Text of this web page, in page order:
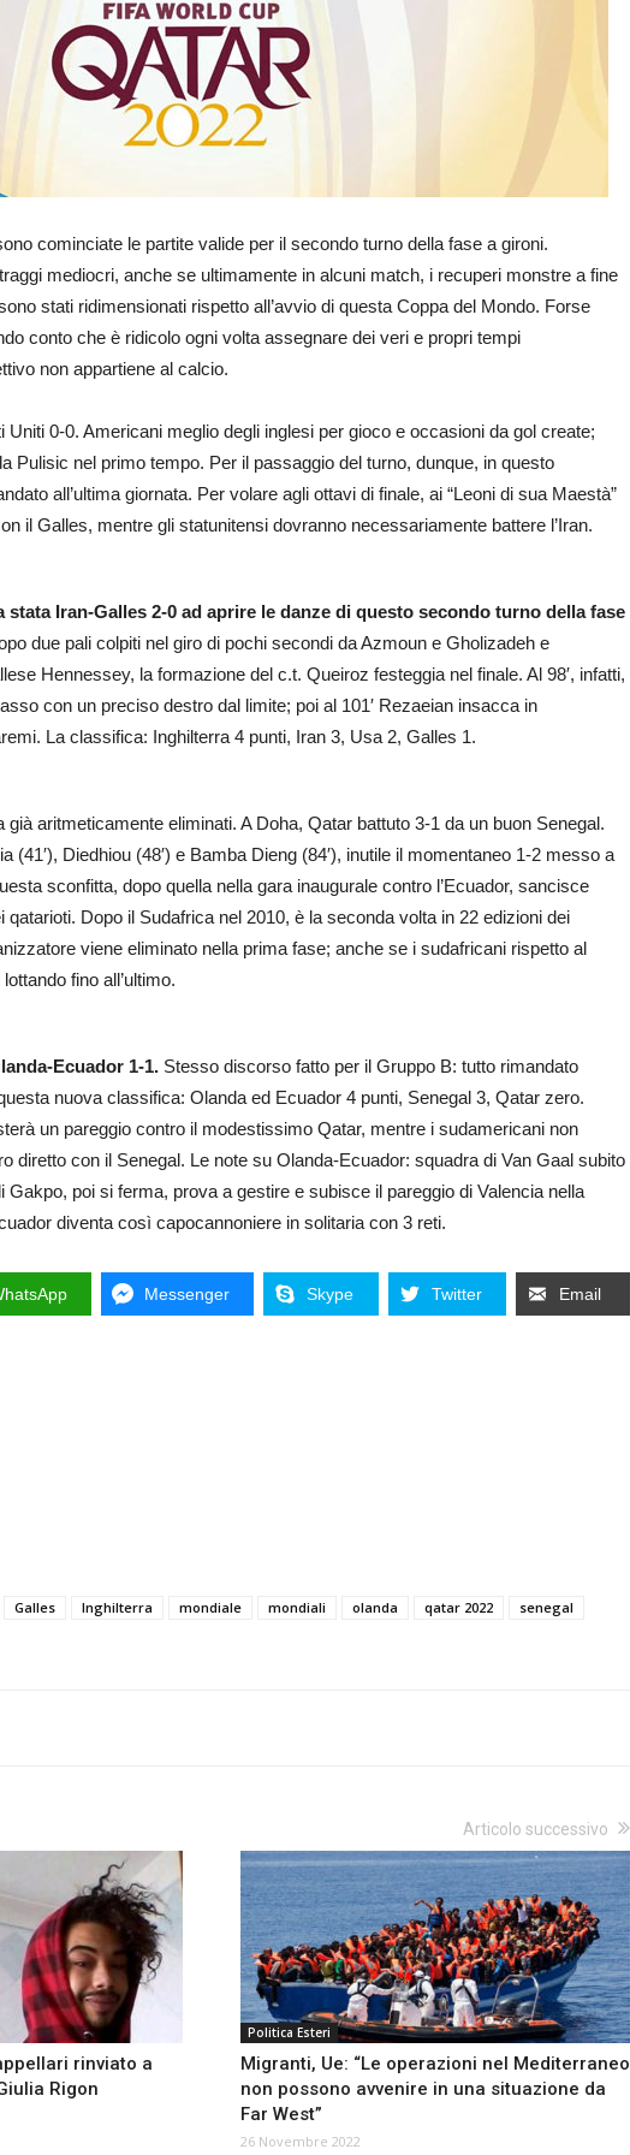
cominciate le partite valide per il secondo turno della fase a gironi.
mediocri, anche se ultimamente in alcuni match, i recuperi monstre a fine
stati ridimensionati rispetto all’avvio di questa Coppa del Mondo. Forse
conto che è ridicolo ogni volta assegnare dei veri e propri tempi
non appartiene al calcio.
Uniti 0-0. Americani meglio degli inglesi per gioco e occasioni da gol create;
Pulisic nel primo tempo. Per il passaggio del turno, dunque, in questo
all’ultima giornata. Per volare agli ottavi di finale, ai “Leoni di sua Maestà”
il Galles, mentre gli statunitensi dovranno necessariamente battere l’Iran.
stata Iran-Galles 2-0 ad aprire le danze di questo secondo turno della fase
due pali colpiti nel giro di pochi secondi da Azmoun e Gholizadeh e
Hennessey, la formazione del c.t. Queiroz festeggia nel finale. Al 98′, infatti,
con un preciso destro dal limite; poi al 101′ Rezaeian insacca in
La classifica: Inghilterra 4 punti, Iran 3, Usa 2, Galles 1.
già aritmeticamente eliminati. A Doha, Qatar battuto 3-1 da un buon Senegal.
(41′), Diedhiou (48′) e Bamba Dieng (84′), inutile il momentaneo 1-2 messo a
sconfitta, dopo quella nella gara inaugurale contro l’Ecuador, sancisce
qatarioti. Dopo il Sudafrica nel 2010, è la seconda volta in 22 edizioni dei
viene eliminato nella prima fase; anche se i sudafricani rispetto al
fino all’ultimo.
Ecuador 1-1. Stesso discorso fatto per il Gruppo B: tutto rimandato
nuova classifica: Olanda ed Ecuador 4 punti, Senegal 3, Qatar zero.
un pareggio contro il modestissimo Qatar, mentre i sudamericani non
diretto con il Senegal. Le note su Olanda-Ecuador: squadra di Van Gaal subito
Gakpo, poi si ferma, prova a gestire e subisce il pareggio di Valencia nella
diventa così capocannoniere in solitaria con 3 reti.
Messenger Skype Twitter Email
Galles Inghilterra mondiale mondiali olanda qatar 2022
senegal
rinviato a
Rigon
Articolo successivo
Politica Esteri
Migranti, Ue: “Le operazioni nel Mediterraneo
non possono avvenire in una situazione da
Far West”
26 Novembre 2022